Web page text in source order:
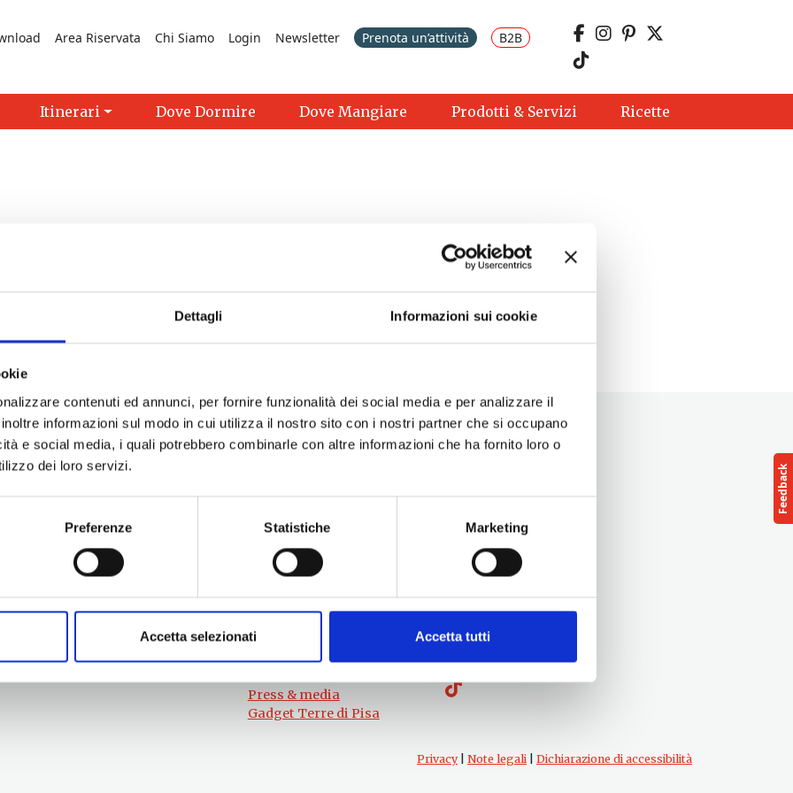
Dettagli Informazioni sui cookie
contenuti ed annunci, per fornire funzionalità dei social media e per analizzare il
informazioni sul modo in cui utilizza il nostro sito con i nostri partner che si occupano
e social media, i quali potrebbero combinarle con altre informazioni che ha fornito loro o
dei loro servizi.
Preferenze Statistiche Marketing
Accetta selezionati Accetta tutti
Area Riservata Chi Siamo Login Newsletter Prenota un’attività B2B
Itinerari Dove Dormire Dove Mangiare Prodotti & Servizi Ricette
in Toscana - 25/09/2026 - Tutto il giorno
Per informazioni
Servizio Promozione e Sviluppo delle
Ufficio Internazionalizzazione,
turismo@tno.camcom.it
#lemieTerrediPisa
Esperienze
Eventi
Attrazioni
Prodotti e Servizi
Press & media
Gadget Terre di Pisa
Seguici su
Privacy| Note legali Dichiarazione di accessibilità